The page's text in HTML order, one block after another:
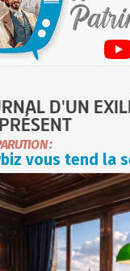
D'UN
:
vous tend la